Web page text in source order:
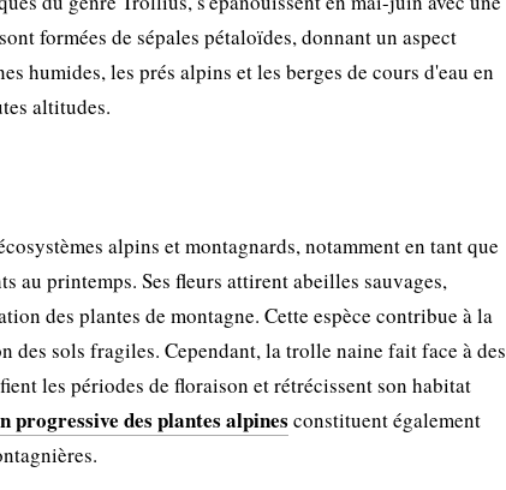
formées de sépales pétaloïdes, donnant un aspect
humides, les prés alpins et les berges de cours d'eau en
altitudes.
alpins et montagnards, notamment en tant que
au printemps. Ses fleurs attirent abeilles sauvages,
des plantes de montagne. Cette espèce contribue à la
sols fragiles. Cependant, la trolle naine fait face à des
les périodes de floraison et rétrécissent son habitat
progressive des plantes alpines constituent également